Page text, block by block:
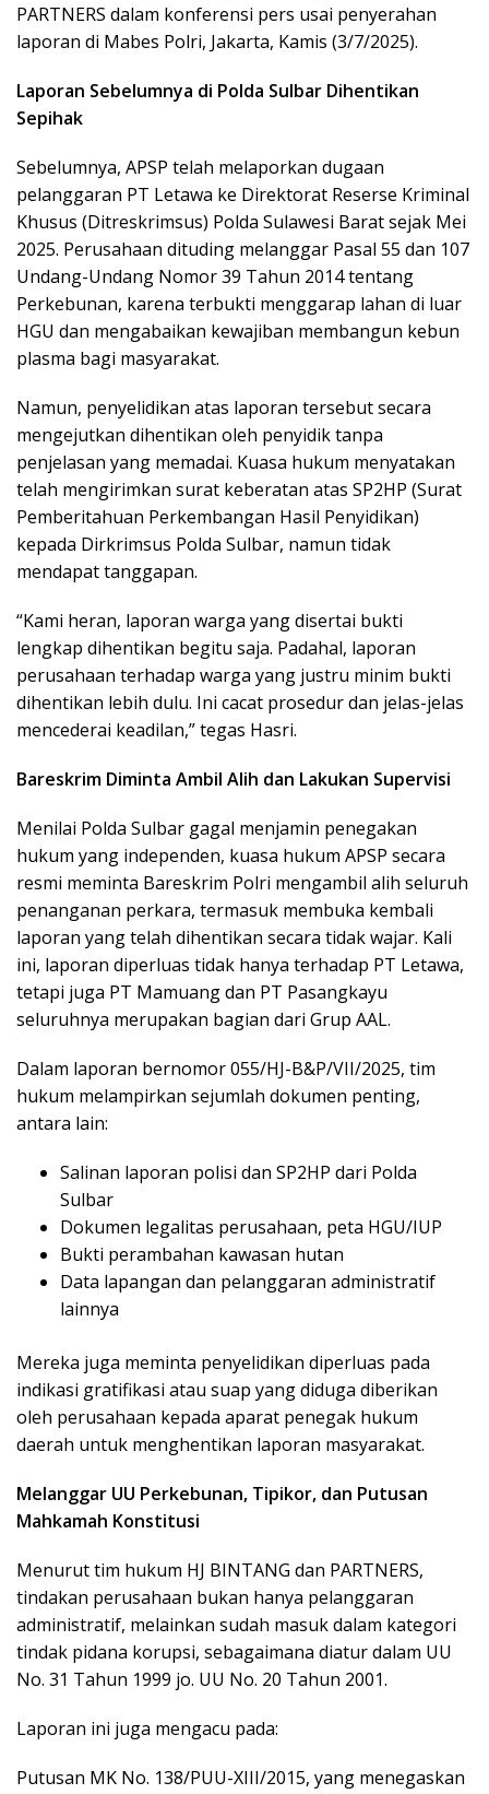
PARTNERS dalam konferensi pers usai penyerahan
laporan di Mabes Polri, Jakarta, Kamis (3/7/2025).
Laporan Sebelumnya di Polda Sulbar Dihentikan
Sepihak
Sebelumnya, APSP telah melaporkan dugaan
pelanggaran PT Letawa ke Direktorat Reserse Kriminal
Khusus (Ditreskrimsus) Polda Sulawesi Barat sejak Mei
2025. Perusahaan dituding melanggar Pasal 55 dan 107
Undang-Undang Nomor 39 Tahun 2014 tentang
Perkebunan, karena terbukti menggarap lahan di luar
HGU dan mengabaikan kewajiban membangun kebun
plasma bagi masyarakat.
Namun, penyelidikan atas laporan tersebut secara
mengejutkan dihentikan oleh penyidik tanpa
penjelasan yang memadai. Kuasa hukum menyatakan
telah mengirimkan surat keberatan atas SP2HP (Surat
Pemberitahuan Perkembangan Hasil Penyidikan)
kepada Dirkrimsus Polda Sulbar, namun tidak
mendapat tanggapan.
“Kami heran, laporan warga yang disertai bukti
lengkap dihentikan begitu saja. Padahal, laporan
perusahaan terhadap warga yang justru minim bukti
dihentikan lebih dulu. Ini cacat prosedur dan jelas-jelas
mencederai keadilan,” tegas Hasri.
Bareskrim Diminta Ambil Alih dan Lakukan Supervisi
Menilai Polda Sulbar gagal menjamin penegakan
hukum yang independen, kuasa hukum APSP secara
resmi meminta Bareskrim Polri mengambil alih seluruh
penanganan perkara, termasuk membuka kembali
laporan yang telah dihentikan secara tidak wajar. Kali
ini, laporan diperluas tidak hanya terhadap PT Letawa,
tetapi juga PT Mamuang dan PT Pasangkayu
seluruhnya merupakan bagian dari Grup AAL.
Dalam laporan bernomor 055/HJ-B&P/VII/2025, tim
hukum melampirkan sejumlah dokumen penting,
antara lain:
Salinan laporan polisi dan SP2HP dari Polda
Sulbar
Dokumen legalitas perusahaan, peta HGU/IUP
Bukti perambahan kawasan hutan
Data lapangan dan pelanggaran administratif
lainnya
Mereka juga meminta penyelidikan diperluas pada
indikasi gratifikasi atau suap yang diduga diberikan
oleh perusahaan kepada aparat penegak hukum
daerah untuk menghentikan laporan masyarakat.
Melanggar UU Perkebunan, Tipikor, dan Putusan
Mahkamah Konstitusi
Menurut tim hukum HJ BINTANG dan PARTNERS,
tindakan perusahaan bukan hanya pelanggaran
administratif, melainkan sudah masuk dalam kategori
tindak pidana korupsi, sebagaimana diatur dalam UU
No. 31 Tahun 1999 jo. UU No. 20 Tahun 2001.
Laporan ini juga mengacu pada:
Putusan MK No. 138/PUU-XIII/2015, yang menegaskan